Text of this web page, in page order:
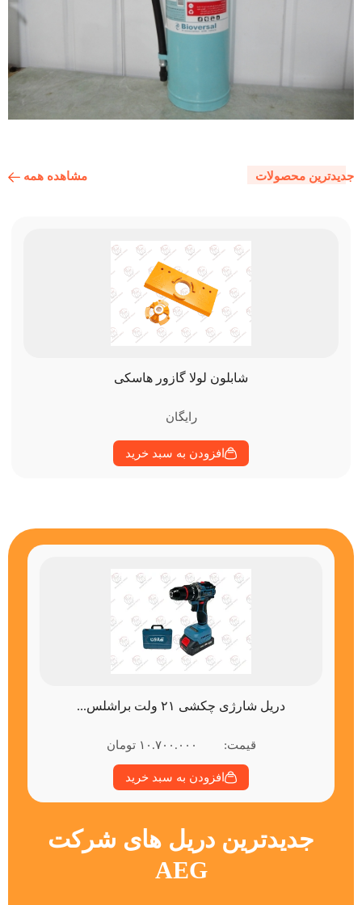
جدیدترین محصولات مشاهده همه
شابلون لولا گازور هاسکی
رایگان
افزودن به سبد خرید
دریل شارژی چکشی ۲۱ ولت براشلس...
قیمت: ۱۰.۷۰۰.۰۰۰ تومان
افزودن به سبد خرید
جدیدترین دریل های شرکت
AEG